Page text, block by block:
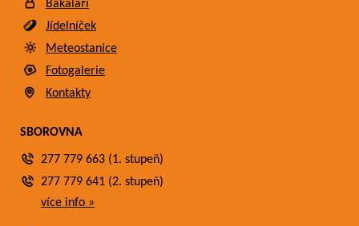
Bakaláři
Jídelníček
Meteostanice
Fotogalerie
Kontakty
SBOROVNA
277 779 663 (1. stupeň)
277 779 641 (2. stupeň)
více info »